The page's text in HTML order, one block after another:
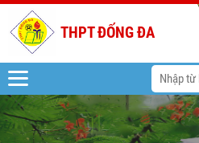
THPT ĐỐNG ĐA